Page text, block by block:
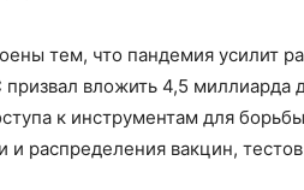
тем, что пандемия усилит
вложить 4,5 миллиарда
к инструментам для
и распределения вакцин,